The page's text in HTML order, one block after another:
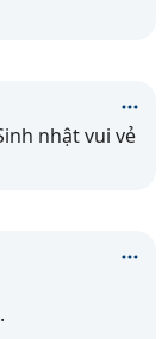
nhật vui vẻ